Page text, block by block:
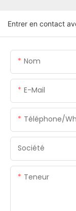
Entrer en contact
Nom
E-Mail
Téléphone/
Société
Teneur